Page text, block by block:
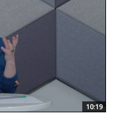
10:19